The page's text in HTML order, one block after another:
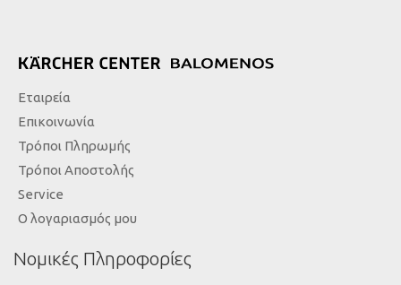
Εταιρεία
Επικοινωνία
Τρόποι Πληρωμής
Τρόποι Αποστολής
Service
Ο λογαριασμός μου
Νομικές Πληροφορίες